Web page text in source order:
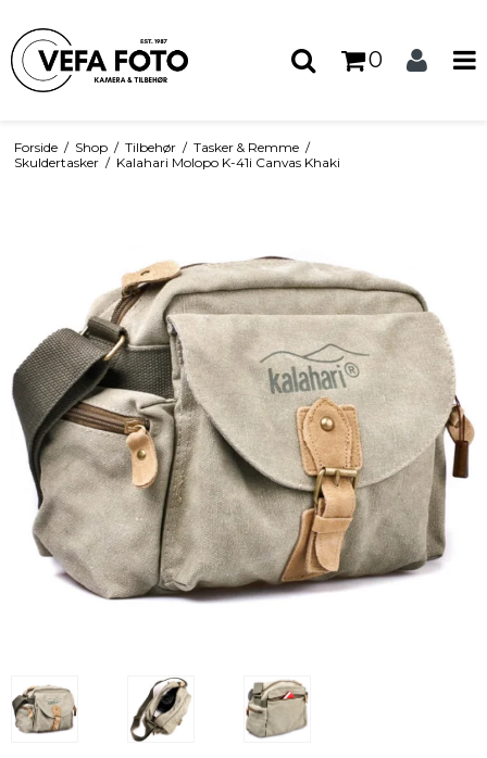
0
Forside / Shop / Tilbehør / Tasker & Remme /
Skuldertasker / Kalahari Molopo K-41i Canvas Khaki